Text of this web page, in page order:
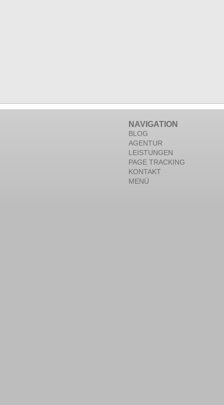
NAVIGATION
BLOG
AGENTUR
LEISTUNGEN
PAGE TRACKING
KONTAKT
MENÜ